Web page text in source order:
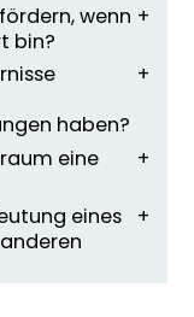
wenn
bin?
haben?
eine
eines